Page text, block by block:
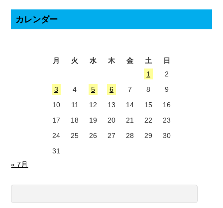
カレンダー
月 火 水 木 金 土
日
1
2
3
4 5 6 7 8
9
10
11 12 13 14 15
16
17
18 19 20 21 22
23
24
25 26 27 28 29
30
31
« 7月